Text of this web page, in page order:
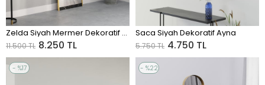
ADD TO CART
Zelda Siyah Mermer Dekoratif Ayna
8.250 TL
11.500 TL
ADD TO CART
Saca Siyah Dekoratif Ayna
4.750 TL
5.750 TL
%17
%22